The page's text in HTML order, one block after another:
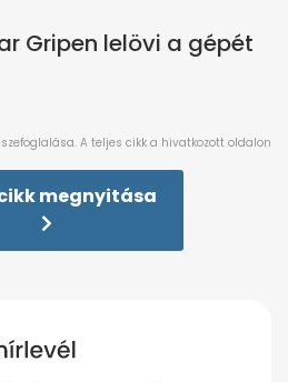
Gripen lelövi a gépét
megnyitása